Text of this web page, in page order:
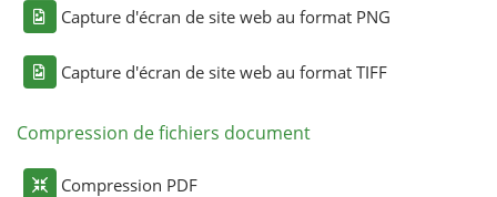
Capture d'écran de site web au format PNG
Capture d'écran de site web au format TIFF
Compression de fichiers document
Compression PDF